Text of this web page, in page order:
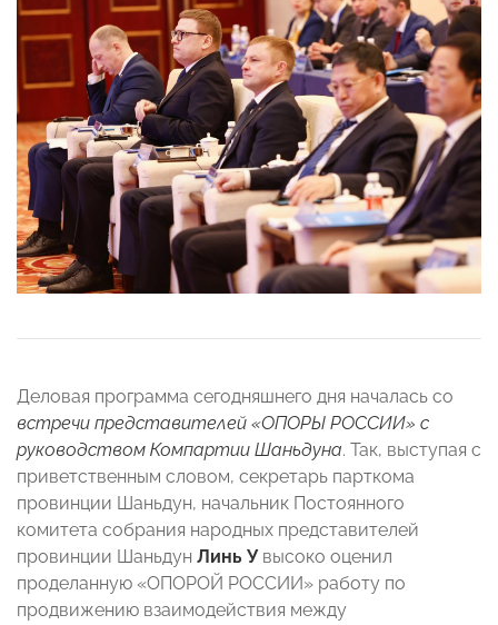
Деловая программа сегодняшнего дня началась со
встречи представителей «ОПОРЫ РОССИИ» с
руководством Компартии Шаньдуна. Так, выступая с
приветственным словом, секретарь парткома
провинции Шаньдун, начальник Постоянного
комитета собрания народных представителей
провинции Шаньдун Линь Увысоко оценил
проделанную «ОПОРОЙ РОССИИ» работу по
продвижению взаимодействия между